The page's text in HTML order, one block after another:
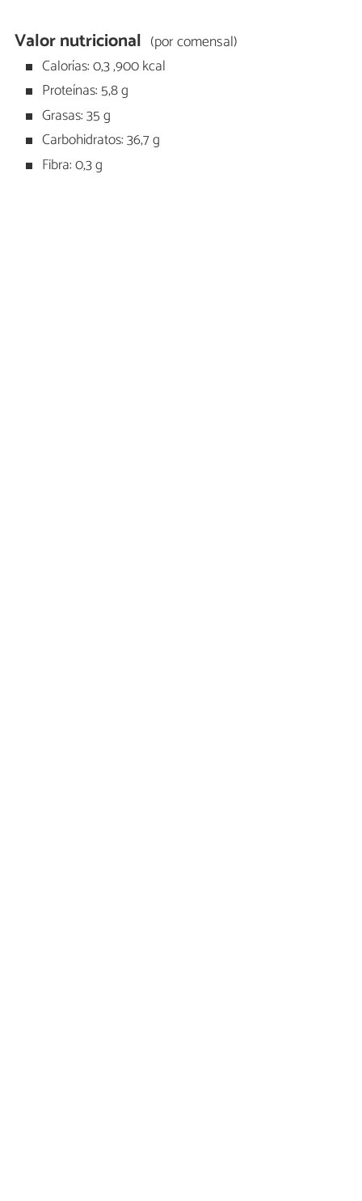
Valor nutricional (por comensal)
Calorías: 0,3 ,900 kcal
Proteínas: 5,8 g
Grasas: 35 g
Carbohidratos: 36,7 g
Fibra: 0,3 g